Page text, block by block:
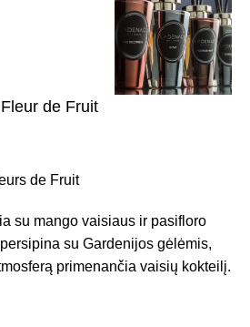
de Fruit
de Fruit
su mango vaisiaus ir pasifloro
su Gardenijos gėlėmis,
primenančia vaisių kokteilį.